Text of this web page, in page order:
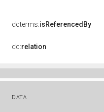
dcterms:isReferencedBy
dc:relation
DATA